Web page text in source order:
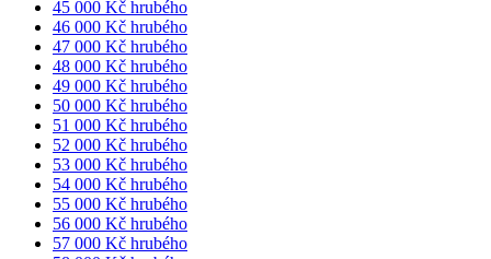
45 000 Kč hrubého
46 000 Kč hrubého
47 000 Kč hrubého
48 000 Kč hrubého
49 000 Kč hrubého
50 000 Kč hrubého
51 000 Kč hrubého
52 000 Kč hrubého
53 000 Kč hrubého
54 000 Kč hrubého
55 000 Kč hrubého
56 000 Kč hrubého
57 000 Kč hrubého